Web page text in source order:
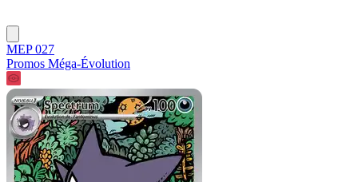
MEP 027
Promos Méga-Évolution